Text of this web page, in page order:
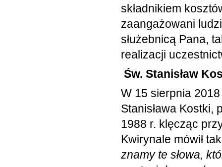
składnikiem
zaangażowani
służebnicą Pana,
realizacji
Św. Stanisław
W 15 sierpnia
Stanisława Kostki,
1988 r. klęcząc
Kwirynale mówił
znamy te słowa,